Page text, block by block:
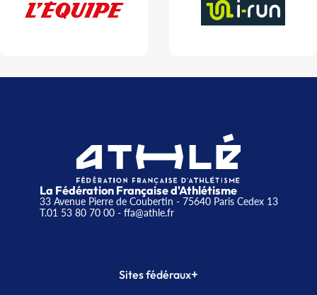
La Fédération Française d'Athlétisme
33 Avenue Pierre de Coubertin - 75640 Paris Cedex 13
T.01 53 80 70 00- ffa@athle.fr
Sites fédéraux+